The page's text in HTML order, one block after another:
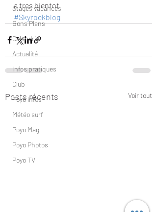
Stages vacances
Bons Plans
Calendrier
Actualité
Infos pratiques
Club
Poyo infos
Météo surf
Poyo Mag
Poyo Photos
Poyo TV
a tres bientot
#Skyrockblog
Posts récents Voir tout